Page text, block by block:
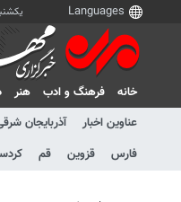
یکشنبه ۱۸
خانه فرهنگ و ادب هنر
عناوین اخبار
آذربایجان
فارس
قزوین قم